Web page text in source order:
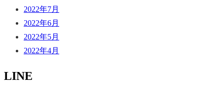
2022年7月
2022年6月
2022年5月
2022年4月
LINE